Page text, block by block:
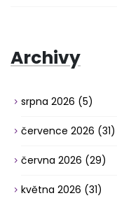
Archivy
srpna 2026 (5)
července 2026 (31)
června 2026 (29)
května 2026 (31)